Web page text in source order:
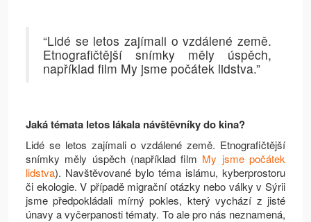
“Lidé se letos zajímali o vzdálené země.
Etnografičtější snímky měly úspěch,
například film My jsme počátek lidstva.”
Jaká témata letos lákala návštěvníky do kina?
Lidé se letos zajímali o vzdálené země. Etnografičtější
snímky měly úspěch (například film My jsme počátek
lidstva). Navštěvované bylo téma islámu, kyberprostoru
či ekologie. V případě migrační otázky nebo války v Sýrii
jsme předpokládali mírný pokles, který vychází z jisté
únavy a vyčerpanosti tématy. To ale pro nás neznamená,